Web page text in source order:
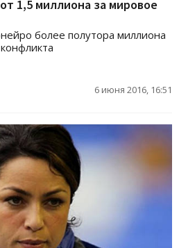
1,5 миллиона за мировое
более полутора миллиона
6 июня 2016, 16:51